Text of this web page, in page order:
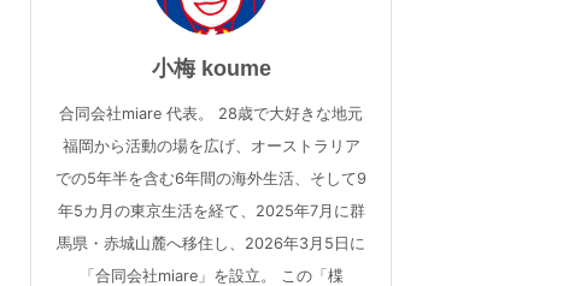
小梅 koume
合同会社miare 代表。 28歳で大好きな地元
福岡から活動の場を広げ、オーストラリア
での5年半を含む6年間の海外生活、そして9
年5カ月の東京生活を経て、2025年7月に群
馬県・赤城山麓へ移住し、2026年3月5日に
「合同会社miare」を設立。 この「楪